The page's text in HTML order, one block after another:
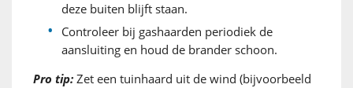
deze buiten blijft staan.
Controleer bij gashaarden periodiek de
aansluiting en houd de brander schoon.
Pro tip: Zet een tuinhaard uit de wind (bijvoorbeeld